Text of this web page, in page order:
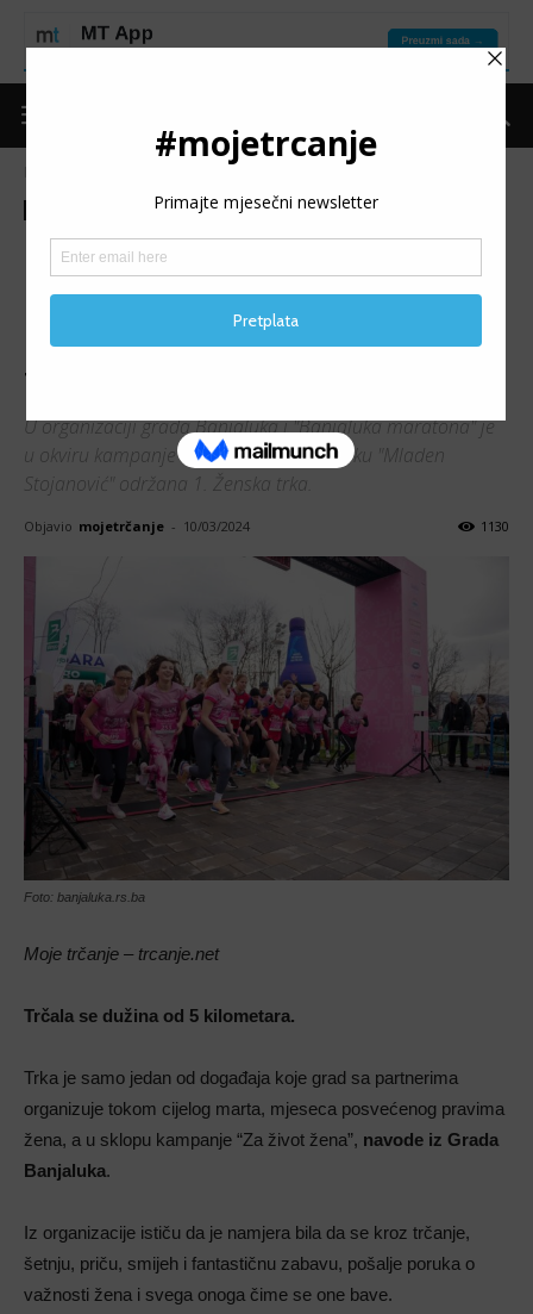
Izdvojeno Trke Vijesti
1. ŽENSKA TRKA
BANJALUKA: U sklopu
kampanje “Za život žena”
trčalo 178 učesnica
U organizaciji grada Banjaluka i "Banjaluka maratona" je
u okviru kampanje "Za život žena", u parku "Mladen
Stojanović" održana 1. Ženska trka.
Objavio mojetrčanje - 10/03/2024 1130
Foto: banjaluka.rs.ba
Moje trčanje – trcanje.net
Trčala se dužina od 5 kilometara.
Trka je samo jedan od događaja koje grad sa partnerima
organizuje tokom cijelog marta, mjeseca posvećenog pravima
žena, a u sklopu kampanje “Za život žena”, navode iz Grada
Banjaluka.
Iz organizacije ističu da je namjera bila da se kroz trčanje,
šetnju, priču, smijeh i fantastičnu zabavu, pošalje poruka o
važnosti žena i svega onoga čime se one bave.